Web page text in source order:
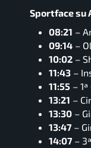
Sportface su
08:21 –
09:14 –
10:02 –
11:43 –
11:55 –
13:21 –
13:30 –
13:47 –
14:07 –